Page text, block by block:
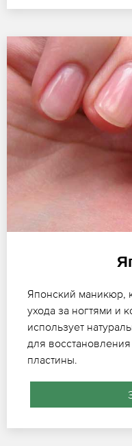
Японский маникюр,
ухода за ногтями и
использует
для
пластины.